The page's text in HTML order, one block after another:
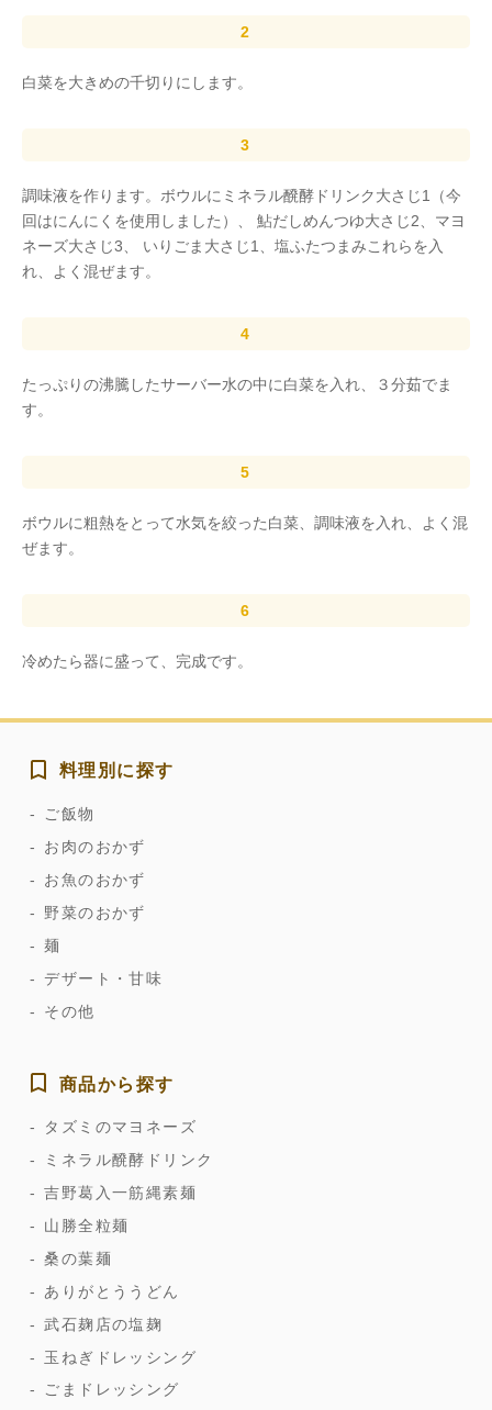
白菜を大きめの千切りにします。
調味液を作ります。ボウルにミネラル醗酵ドリンク大さじ1（今
回はにんにくを使用しました）、 鮎だしめんつゆ大さじ2、マヨ
ネーズ大さじ3、 いりごま大さじ1、塩ふたつまみこれらを入
れ、よく混ぜます。
たっぷりの沸騰したサーバー水の中に白菜を入れ、３分茹でま
す。
ボウルに粗熱をとって水気を絞った白菜、調味液を入れ、よく混
ぜます。
冷めたら器に盛って、完成です。
料理別に探す
ご飯物
お肉のおかず
お魚のおかず
野菜のおかず
麺
デザート・甘味
その他
商品から探す
タズミのマヨネーズ
ミネラル醗酵ドリンク
吉野葛入一筋縄素麺
山勝全粒麺
桑の葉麺
ありがとううどん
武石麹店の塩麹
玉ねぎドレッシング
ごまドレッシング